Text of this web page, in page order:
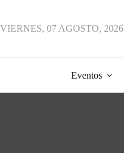
contenido
VIERNES, 07 AGOSTO, 2026
Eventos